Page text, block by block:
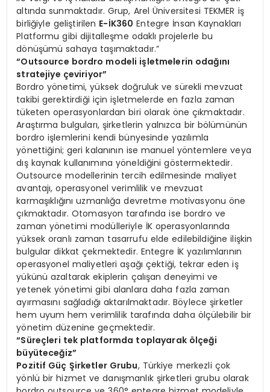
altında sunmaktadır. Grup, Arel Üniversitesi TEKMER iş
birliğiyle geliştirilen E-İK360 Entegre İnsan Kaynakları
Platformu gibi dijitalleşme odaklı projelerle bu
dönüşümü sahaya taşımaktadır.”
“Outsource bordro modeli işletmelerin odağını
stratejiye çeviriyor”
Bordro yönetimi, yüksek doğruluk ve sürekli mevzuat
takibi gerektirdiği için işletmelerde en fazla zaman
tüketen operasyonlardan biri olarak öne çıkmaktadır.
Araştırma bulguları, şirketlerin yalnızca bir bölümünün
bordro işlemlerini kendi bünyesinde yazılımla
yönettiğini; geri kalanının ise manuel yöntemlere veya
dış kaynak kullanımına yöneldiğini göstermektedir.
Outsource modellerinin tercih edilmesinde maliyet
avantajı, operasyonel verimlilik ve mevzuat
karmaşıklığını uzmanlığa devretme motivasyonu öne
çıkmaktadır. Otomasyon tarafında ise bordro ve
zaman yönetimi modülleriyle İK operasyonlarında
yüksek oranlı zaman tasarrufu elde edilebildiğine ilişkin
bulgular dikkat çekmektedir. Entegre İK yazılımlarının
operasyonel maliyetleri aşağı çektiği, tekrar eden iş
yükünü azaltarak ekiplerin çalışan deneyimi ve
yetenek yönetimi gibi alanlara daha fazla zaman
ayırmasını sağladığı aktarılmaktadır. Böylece şirketler
hem uyum hem verimlilik tarafında daha ölçülebilir bir
yönetim düzenine geçmektedir.
“Süreçleri tek platformda toplayarak ölçeği
büyüteceğiz”
Pozitif Güç Şirketler Grubu, Türkiye merkezli çok
yönlü bir hizmet ve danışmanlık şirketleri grubu olarak